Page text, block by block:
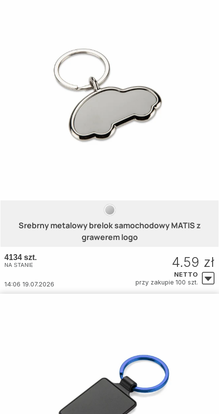
Srebrny metalowy brelok samochodowy MATIS z
grawerem logo
4134 szt.
NA STANIE
14:06 19.07.2026
4.59 zł
NETTO
przy zakupie 100 szt.